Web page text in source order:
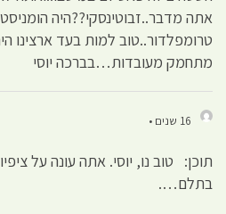
אתה מדבר..זבוטינסקי??היה
טרומפלדור..טוב למות בעד ארצינו
מתחמק מעובדות…בברכה יוסי
16 שנים •
תוכן: טוב נו, יוסי. אתה עונה על
בתלם….